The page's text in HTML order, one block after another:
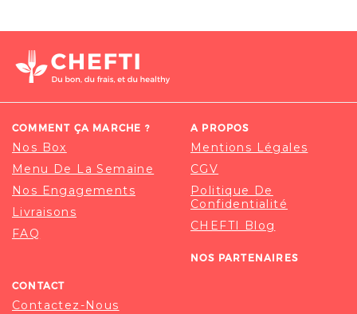
COMMENT ÇA MARCHE ?
Nos Box
Menu De La Semaine
Nos Engagements
Livraisons
FAQ
A PROPOS
Mentions Légales
CGV
Politique De
Confidentialité
CHEFTI Blog
NOS PARTENAIRES
CONTACT
Contactez-Nous